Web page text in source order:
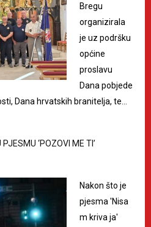
Bregu
organizirala
je uz podršku
općine
proslavu
Dana pobjede
Dana hrvatskih branitelja, te…
‘POZOVI ME TI’
Nakon što je
pjesma 'Nisa
m kriva ja'